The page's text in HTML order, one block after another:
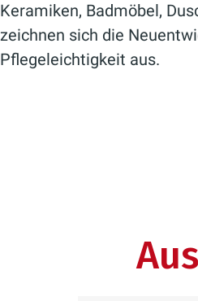
Keramiken, Badmöbel,
zeichnen sich die
Pflegeleichtigkeit aus.